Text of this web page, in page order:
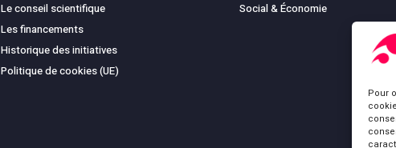
Pour
Le conseil scientifique
Les financements
Historique des initiatives
Politique de cookies (UE)
Social & Économie